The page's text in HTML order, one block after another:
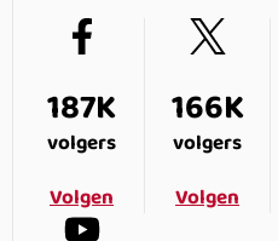
187K
volgers
Volgen
166K
volgers
Volgen